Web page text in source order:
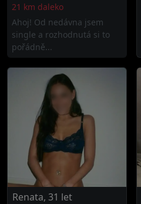
21 km daleko
Ahoj! Od nedávna jsem
single a rozhodnutá si to
pořádně...
Renata, 31 let